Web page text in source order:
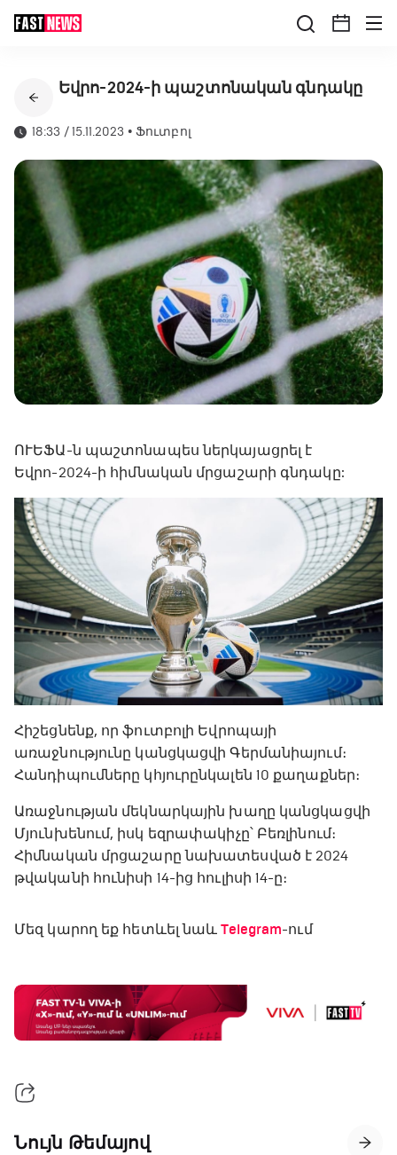
Եվրո-2024-ի պաշտոնական գնդակը
18:33 / 15.11.2023 •Ֆուտբոլ
ՈՒԵՖԱ-ն պաշտոնապես ներկայացրել է
Եվրո-2024-ի հիմնական մրցաշարի գնդակը:
Հիշեցնենք, որ ֆուտբոլի Եվրոպայի
առաջնությունը կանցկացվի Գերմանիայում։
Հանդիպումները կհյուրընկալեն 10 քաղաքներ։
Առաջնության մեկնարկային խաղը կանցկացվի
Մյունխենում, իսկ եզրափակիչը՝ Բեռլինում։
Հիմնական մրցաշարը նախատեսված է 2024
թվականի հունիսի 14-ից հուլիսի 14-ը։
Մեզ կարող եք հետևել նաև Telegram-ում
Նույն Թեմայով